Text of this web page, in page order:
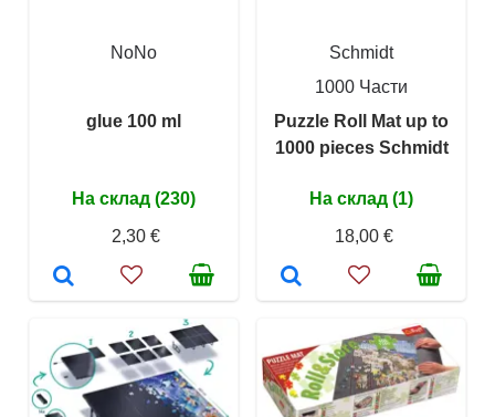
NoNo
glue 100 ml
На склад (230)
2,30 €
Schmidt
1000 Части
Puzzle Roll Mat up to
1000 pieces Schmidt
На склад (1)
18,00 €